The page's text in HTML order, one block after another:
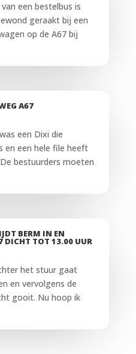
een bestelbus is
geraakt bij een
op de A67 bij
A67
een Dixi die
en een hele file heeft
bestuurders moeten
BERM IN EN
DICHT TOT 13.00 UUR
het stuur gaat
en vervolgens de
gooit. Nu hoop ik